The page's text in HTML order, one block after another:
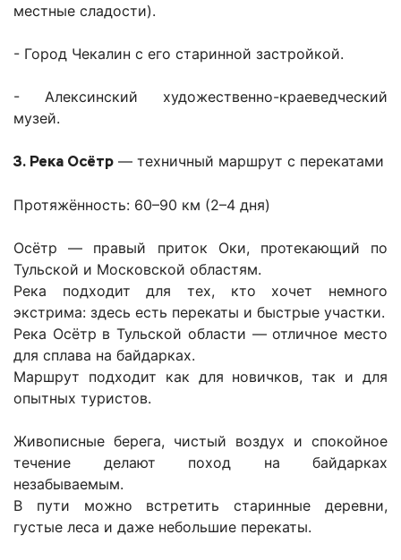
местные сладости).
- Город Чекалин с его старинной застройкой.
- Алексинский художественно-краеведческий
музей.
3. Река Осётр — техничный маршрут с перекатами
Протяжённость: 60–90 км (2–4 дня)
Осётр — правый приток Оки, протекающий по
Тульской и Московской областям.
Река подходит для тех, кто хочет немного
экстрима: здесь есть перекаты и быстрые участки.
Река Осётр в Тульской области — отличное место
для сплава на байдарках.
Маршрут подходит как для новичков, так и для
опытных туристов.
Живописные берега, чистый воздух и спокойное
течение делают поход на байдарках
незабываемым.
В пути можно встретить старинные деревни,
густые леса и даже небольшие перекаты.